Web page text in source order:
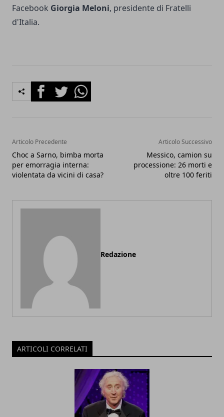
Facebook Giorgia Meloni, presidente di Fratelli
d'Italia.
FacebookTwitterWhatsapp
Articolo Precedente
Choc a Sarno, bimba morta
per emorragia interna:
violentata da vicini di casa?
Articolo Successivo
Messico, camion su
processione: 26 morti e
oltre 100 feriti
Redazione
ARTICOLI CORRELATI